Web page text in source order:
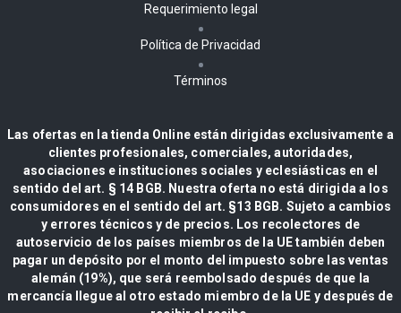
Requerimiento legal
Política de Privacidad
Términos
Las ofertas en la tienda Online están dirigidas exclusivamente a
clientes profesionales, comerciales, autoridades,
asociaciones e instituciones sociales y eclesiásticas en el
sentido del art. § 14 BGB. Nuestra oferta no está dirigida a los
consumidores en el sentido del art. §13 BGB. Sujeto a cambios
y errores técnicos y de precios. Los recolectores de
autoservicio de los países miembros de la UE también deben
pagar un depósito por el monto del impuesto sobre las ventas
alemán (19%), que será reembolsado después de que la
mercancía llegue al otro estado miembro de la UE y después de